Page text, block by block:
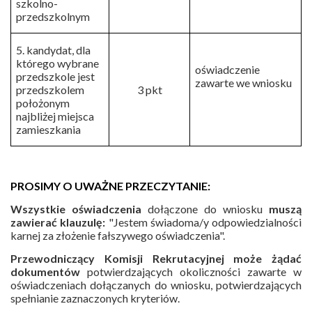
szkolno-
przedszkolnym
5. kandydat, dla
którego wybrane
przedszkole jest
przedszkolem
położonym
najbliżej miejsca
zamieszkania
3 pkt
oświadczenie
zawarte we wniosku
PROSIMY O UWAŻNE PRZECZYTANIE:
Wszystkie oświadczenia dołączone do wniosku muszą
zawierać klauzulę: "Jestem świadoma/y odpowiedzialności
karnej za złożenie fałszywego oświadczenia".
Przewodniczący Komisji Rekrutacyjnej może żądać
dokumentów potwierdzających okoliczności zawarte w
oświadczeniach dołączanych do wniosku, potwierdzających
spełnianie zaznaczonych kryteriów.